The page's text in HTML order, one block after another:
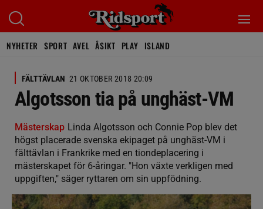
NYHETER SPORT AVEL ÅSIKT PLAY ISLAND
FÄLTTÄVLAN 21 OKTOBER 2018 20:09
Algotsson tia på unghäst-VM
Mästerskap Linda Algotsson och Connie Pop blev det
högst placerade svenska ekipaget på unghäst-VM i
fälttävlan i Frankrike med en tiondeplacering i
mästerskapet för 6-åringar. "Hon växte verkligen med
uppgiften," säger ryttaren om sin uppfödning.